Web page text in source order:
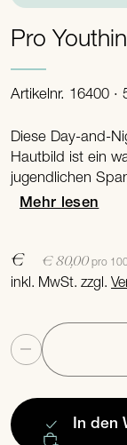
Pro
Artikelnr. 16400 ·
Diese Day-and-
Hautbild ist ein
jugendlichen
Mehr lesen
€ € 80,00 pro
inkl. MwSt. zzgl.
Anzahl
In den